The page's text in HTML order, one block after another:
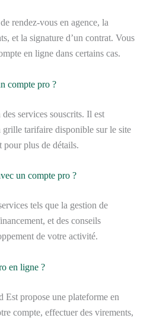
rendez-vous en agence, la
et la signature d’un contrat. Vous
en ligne dans certains cas.
compte pro ?
services souscrits. Il est
grille tarifaire disponible sur le site
plus de détails.
un compte pro ?
tels que la gestion de
et des conseils
de votre activité.
en ligne ?
propose une plateforme en
compte, effectuer des virements,